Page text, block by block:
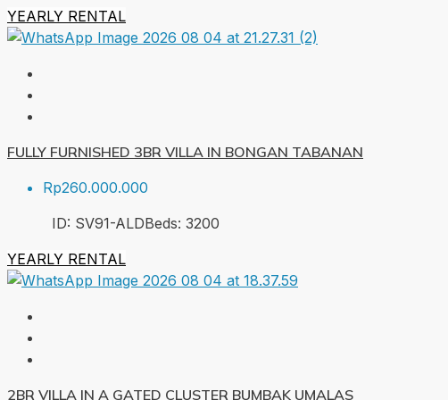
YEARLY RENTAL
FULLY FURNISHED 3BR VILLA IN BONGAN TABANAN
Rp260.000.000
ID: SV91-ALDBeds: 3200
YEARLY RENTAL
2BR VILLA IN A GATED CLUSTER BUMBAK UMALAS